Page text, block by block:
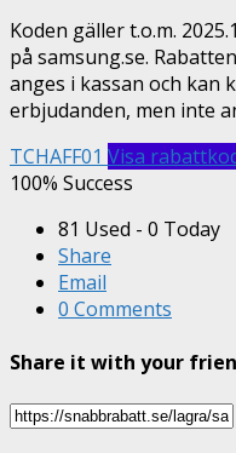
Koden gäller t.o.m.
på samsung.se.
anges i kassan och kan
erbjudanden, men inte
TCHAFF01 Visa
100% Success
81 Used - 0 Today
Share
Email
0 Comments
Share it with your